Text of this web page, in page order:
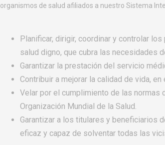
organismos de salud afiliados a nuestro Sistema
Planificar, dirigir, coordinar y controlar
salud digno, que cubra las necesidades
Garantizar la prestación del servicio
Contribuir a mejorar la calidad de vida,
Velar por el cumplimiento de las
Organización Mundial de la Salud.
Garantizar a los titulares y beneficiarios
eficaz y capaz de solventar todas las